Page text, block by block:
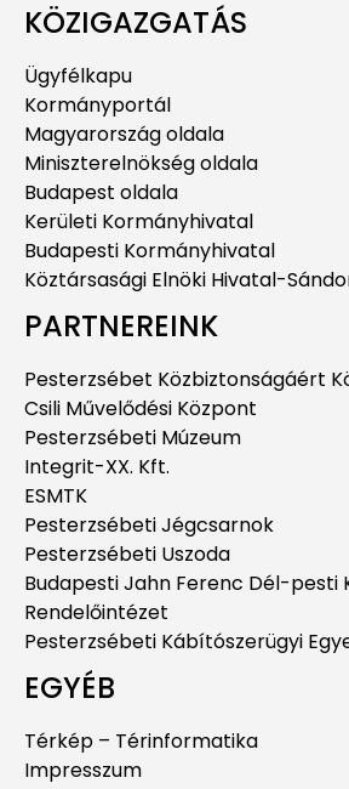
KÖZIGAZGATÁS
Ügyfélkapu
Kormányportál
Magyarország oldala
Miniszterelnökség oldala
Budapest oldala
Kerületi Kormányhivatal
Budapesti Kormányhivatal
Köztársasági Elnöki Hivatal-
PARTNEREINK
Pesterzsébet Közbiztonságáért
Csili Művelődési Központ
Pesterzsébeti Múzeum
Integrit-XX. Kft.
ESMTK
Pesterzsébeti Jégcsarnok
Pesterzsébeti Uszoda
Budapesti Jahn Ferenc Dél-pesti
Rendelőintézet
Pesterzsébeti Kábítószerügyi
EGYÉB
Térkép – Térinformatika
Impresszum